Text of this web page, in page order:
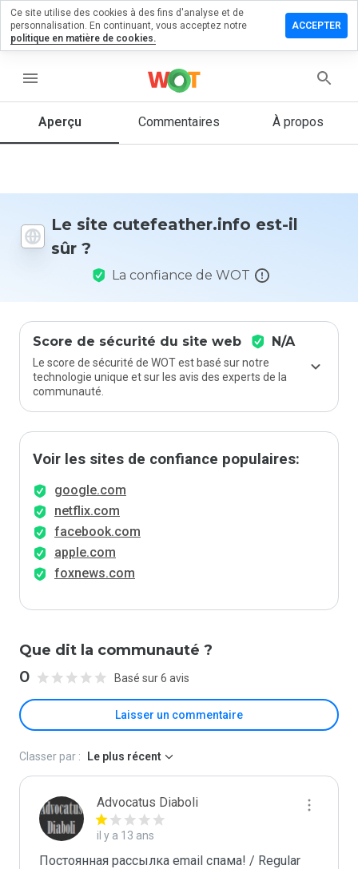
menu
Aperçu Commentaires À propos
Le site cutefeather.info est-il
sûr ?
La confiance de WOT
Score de sécurité du site web N/A
Le score de sécurité de WOT est basé sur notre
technologie unique et sur les avis des experts de la
communauté.
Voir les sites de confiance populaires:
google.com
netflix.com
facebook.com
apple.com
foxnews.com
Que dit la communauté ?
0 Basé sur 6 avis
Laisser un commentaire
un
1 et 5
vous à ce
site ?
Classer par : Le plus récent
Advocatus Diaboli
il y a 13 ans
Постоянная рассылка email спама! / Regular
Ce site utilise des cookies à des fins d'analyse et de
personnalisation. En continuant, vous acceptez notre
politique en matière de cookies.
ACCEPTER